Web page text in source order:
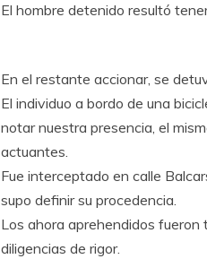
El hombre detenido resultó
En el restante accionar, se
El individuo a bordo de una
notar nuestra presencia, el
actuantes.
Fue interceptado en calle
supo definir su procedencia.
Los ahora aprehendidos fueron
diligencias de rigor.